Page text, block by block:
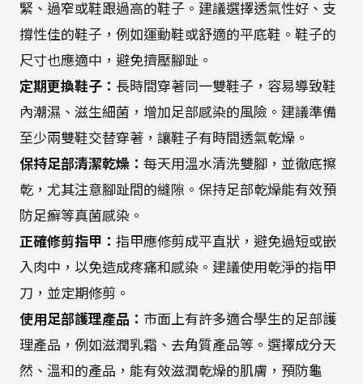
緊、過窄或鞋跟過高的鞋子。建議選擇透氣性好、支
撐性佳的鞋子，例如運動鞋或舒適的平底鞋。鞋子的
尺寸也應適中，避免擠壓腳趾。
定期更換鞋子： 長時間穿著同一雙鞋子，容易導致鞋
內潮濕、滋生細菌，增加足部感染的風險。建議準備
至少兩雙鞋交替穿著，讓鞋子有時間透氣乾燥。
保持足部清潔乾燥： 每天用溫水清洗雙腳，並徹底擦
乾，尤其注意腳趾間的縫隙。保持足部乾燥能有效預
防足癬等真菌感染。
正確修剪指甲： 指甲應修剪成平直狀，避免過短或嵌
入肉中，以免造成疼痛和感染。建議使用乾淨的指甲
刀，並定期修剪。
使用足部護理產品： 市面上有許多適合學生的足部護
理產品，例如滋潤乳霜、去角質產品等。選擇成分天
然、溫和的產品，能有效滋潤乾燥的肌膚，預防龜